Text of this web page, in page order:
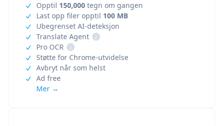
Opptil 150,000 tegn om gangen
Last opp filer opptil 100 MB
Ubegrenset AI-deteksjon
Translate Agent
i
Pro OCR
i
Støtte for Chrome-utvidelse
Avbryt når som helst
Ad free
Mer →